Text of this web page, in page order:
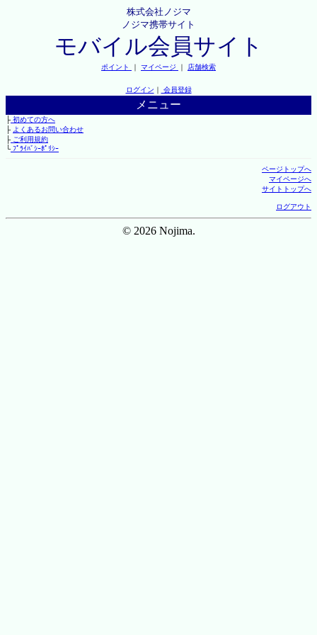
株式会社ノジマ
ノジマ携帯サイト
モバイル会員サイト
ポイント ｜ マイページ ｜ 店舗検索
ログイン ｜ 会員登録
メニュー
├初めての方へ
├ よくあるお問い合わせ
├ご利用規約
└ﾌﾟﾗｲﾊﾞｼｰﾎﾟﾘｼｰ
ページトップへ
マイページへ
サイトトップへ
ログアウト
© 2026 Nojima.